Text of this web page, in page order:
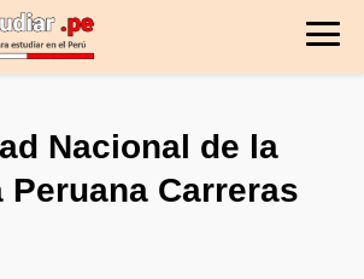
Nacional de la
Peruana Carreras